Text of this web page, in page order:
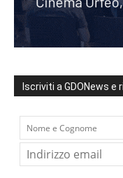
Iscriviti a GDONews e